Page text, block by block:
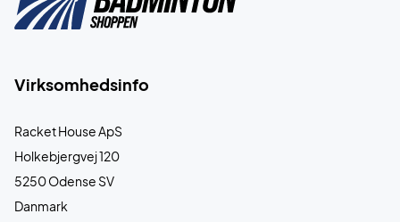
Virksomhedsinfo
Racket House ApS
Holkebjergvej 120
5250 Odense SV
Danmark